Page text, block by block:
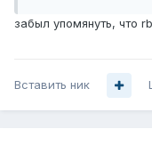
забыл упомянуть, что
Вставить ник